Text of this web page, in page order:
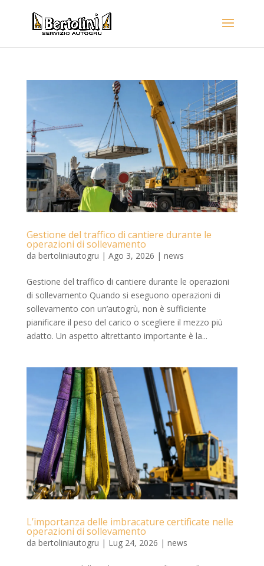
Gestione del traffico di cantiere durante le
operazioni di sollevamento
da bertoliniautogru | Ago 3, 2026 | news
Gestione del traffico di cantiere durante le operazioni
di sollevamento Quando si eseguono operazioni di
sollevamento con un’autogrù, non è sufficiente
pianificare il peso del carico o scegliere il mezzo più
adatto. Un aspetto altrettanto importante è la...
L’importanza delle imbracature certificate nelle
operazioni di sollevamento
da bertoliniautogru | Lug 24, 2026 | news